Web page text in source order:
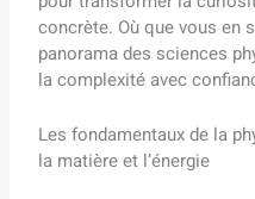
concrète. Où que vous en
panorama des sciences
la complexité avec
Les fondamentaux de la
la matière et l’énergie